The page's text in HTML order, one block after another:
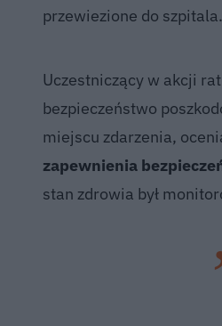
przewiezione do szpitala.
Uczestniczący w akcji
bezpieczeństwo
miejscu zdarzenia,
zapewnienia
stan zdrowia był